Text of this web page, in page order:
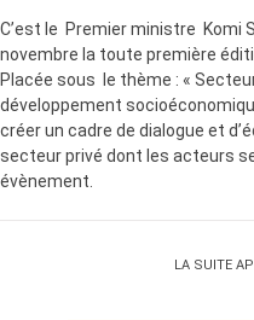
C’est le Premier ministre Komi
novembre la toute première
Placée sous le thème : «
développement
créer un cadre de dialogue et
secteur privé dont les acteurs
évènement.
LA SUITE